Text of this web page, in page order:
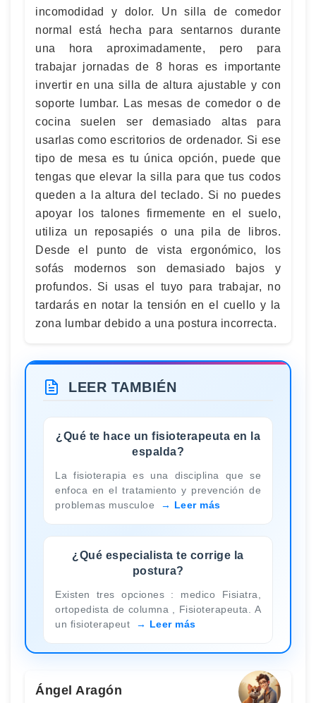
incomodidad y dolor. Un silla de comedor
normal está hecha para sentarnos durante
una hora aproximadamente, pero para
trabajar jornadas de 8 horas es importante
invertir en una silla de altura ajustable y con
soporte lumbar. Las mesas de comedor o de
cocina suelen ser demasiado altas para
usarlas como escritorios de ordenador. Si ese
tipo de mesa es tu única opción, puede que
tengas que elevar la silla para que tus codos
queden a la altura del teclado. Si no puedes
apoyar los talones firmemente en el suelo,
utiliza un reposapiés o una pila de libros.
Desde el punto de vista ergonómico, los
sofás modernos son demasiado bajos y
profundos. Si usas el tuyo para trabajar, no
tardarás en notar la tensión en el cuello y la
zona lumbar debido a una postura incorrecta.
LEER TAMBIÉN
¿Qué te hace un fisioterapeuta en la
espalda?
La fisioterapia es una disciplina que se
enfoca en el tratamiento y prevención de
problemas musculoe
Leer más
¿Qué especialista te corrige la
postura?
Existen tres opciones : medico Fisiatra,
ortopedista de columna , Fisioterapeuta. A
un fisioterapeut
Leer más
Ángel Aragón